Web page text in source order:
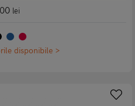
lei
disponibile >